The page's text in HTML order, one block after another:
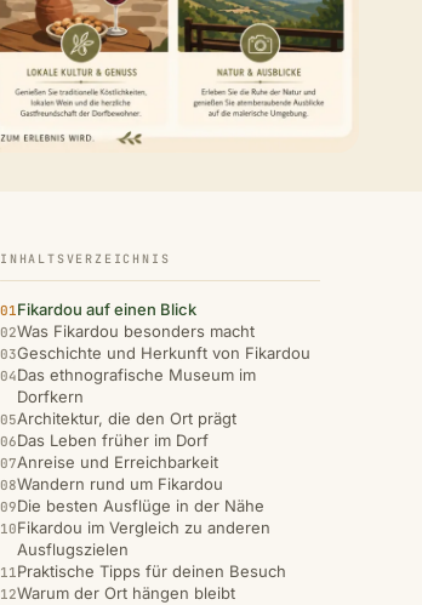
INHALTSVERZEICHNIS
Fikardou auf einen Blick
Was Fikardou besonders macht
Geschichte und Herkunft von Fikardou
Das ethnografische Museum im
Dorfkern
Architektur, die den Ort prägt
Das Leben früher im Dorf
Anreise und Erreichbarkeit
Wandern rund um Fikardou
Die besten Ausflüge in der Nähe
Fikardou im Vergleich zu anderen
Ausflugszielen
Praktische Tipps für deinen Besuch
Warum der Ort hängen bleibt